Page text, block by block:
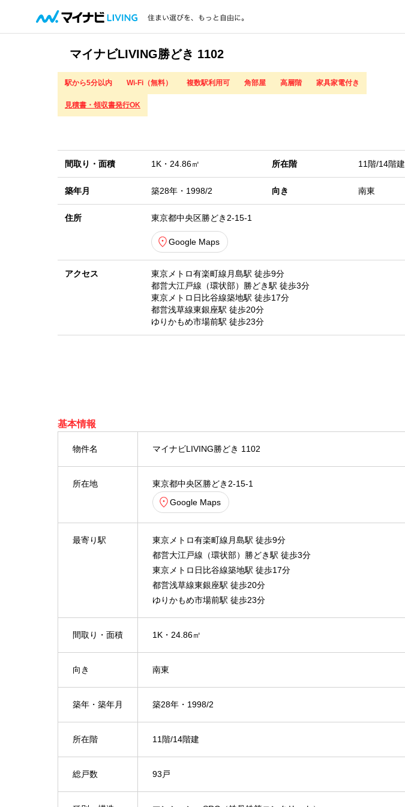
マイナビLIVING勝どき 1102
駅から5分以内 Wi-Fi（無料） 複数駅利用可 角部屋 高層階 家具家電付き
見積書・領収書発行OK
間取り・ 面積 1K・ 24.86㎡ 所在階 11階/14階建
築年月 築28年・ 1998/2 向き 南東
住所 東京都中央区勝どき2-15-1
Google Maps
アクセス
東京メトロ有楽町線月島駅 徒歩9分
都営大江戸線（環状部）勝どき駅 徒歩3分
東京メトロ日比谷線築地駅 徒歩17分
都営浅草線東銀座駅 徒歩20分
ゆりかもめ市場前駅 徒歩23分
基本情報
物件名 マイナビLIVING勝どき 1102
所在地
東京都中央区勝どき2-15-1
Google Maps
最寄り駅
東京メトロ有楽町線月島駅 徒歩9分
都営大江戸線（環状部）勝どき駅 徒歩3分
東京メトロ日比谷線築地駅 徒歩17分
都営浅草線東銀座駅 徒歩20分
ゆりかもめ市場前駅 徒歩23分
間取り・面積 1K・24.86㎡
向き 南東
築年・築年月 築28年・1998/2
所在階 11階/14階建
総戸数 93戸